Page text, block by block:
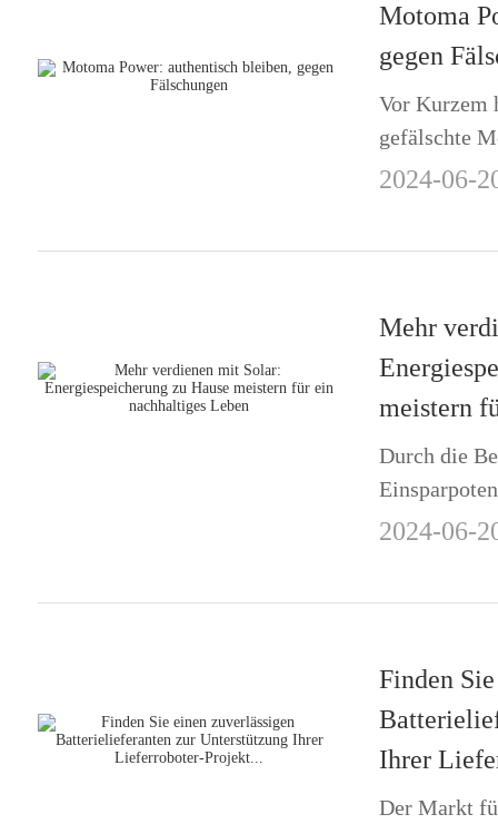
Motoma
gegen
Vor Kurzem
gefälschte
2024-06-
Mehr
meistern
Durch die
Optionen,
2024-06-
Finden
Ihrer
Der Markt